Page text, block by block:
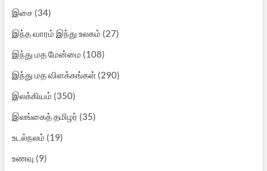
இசை(34)
இந்த வாரம் இந்து உலகம் (27)
இந்து மத மேன்மை (108)
இந்து மத விளக்கங்கள்(290)
இலக்கியம் (350)
இலங்கைத் தமிழர் (35)
உடல்நலம் (19)
உணவு (9)